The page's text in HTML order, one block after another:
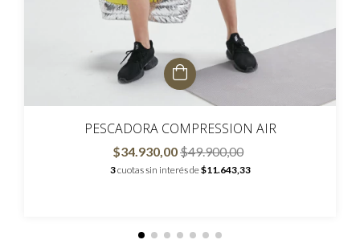
PESCADORA COMPRESSION AIR
$34.930,00$49.900,00
3cuotas sin interés de$11.643,33